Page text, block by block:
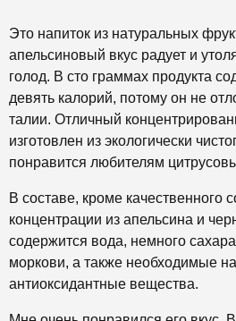
Это напиток из натуральных
апельсиновый вкус радует и
голод. В сто граммах продукта
девять калорий, потому он не
талии. Отличный
изготовлен из экологически
понравится любителям
В составе, кроме качественного
концентрации из апельсина и
содержится вода, немного
моркови, а также необходимые
антиоксидантные вещества.